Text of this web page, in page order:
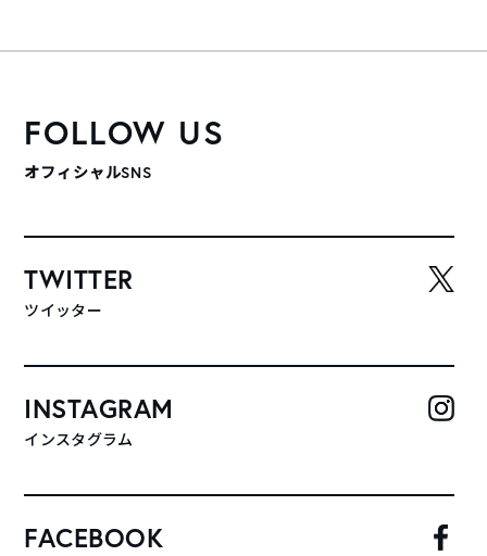
FOLLOW US
オフィシャルSNS
TWITTER
ツイッター
INSTAGRAM
インスタグラム
FACEBOOK